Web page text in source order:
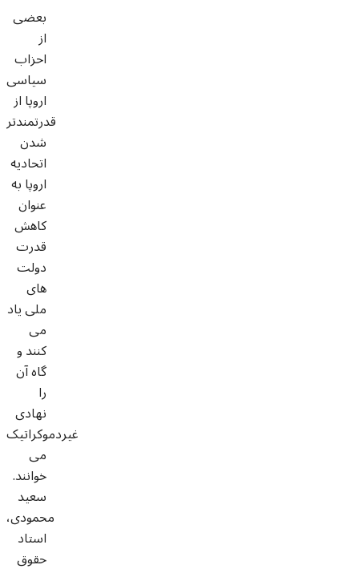
بعضی
از
احزاب
سیاسی
اروپا از
قدرتمندتر
شدن
اتحادیه
اروپا به
عنوان
کاهش
قدرت
دولت
های
ملی یاد
می
کنند و
گاه آن
را
نهادی
غیردموکراتیک
می
خوانند.
سعید
محمودی،
استاد
حقوق